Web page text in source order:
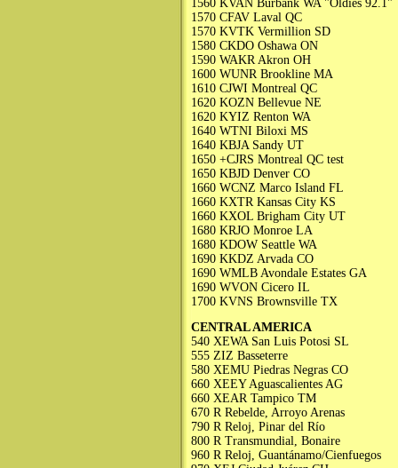
1560 KVAN Burbank WA "Oldies 92.1"
1570 CFAV Laval QC
1570 KVTK Vermillion SD
1580 CKDO Oshawa ON
1590 WAKR Akron OH
1600 WUNR Brookline MA
1610 CJWI Montreal QC
1620 KOZN Bellevue NE
1620 KYIZ Renton WA
1640 WTNI Biloxi MS
1640 KBJA Sandy UT
1650 +CJRS Montreal QC test
1650 KBJD Denver CO
1660 WCNZ Marco Island FL
1660 KXTR Kansas City KS
1660 KXOL Brigham City UT
1680 KRJO Monroe LA
1680 KDOW Seattle WA
1690 KKDZ Arvada CO
1690 WMLB Avondale Estates GA
1690 WVON Cicero IL
1700 KVNS Brownsville TX
CENTRAL AMERICA
540 XEWA San Luis Potosi SL
555 ZIZ Basseterre
580 XEMU Piedras Negras CO
660 XEEY Aguascalientes AG
660 XEAR Tampico TM
670 R Rebelde, Arroyo Arenas
790 R Reloj, Pinar del Río
800 R Transmundial, Bonaire
960 R Reloj, Guantánamo/Cienfuegos